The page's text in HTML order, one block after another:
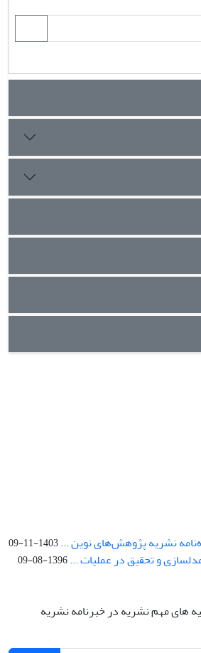
نشریه پژوهش‌های نوین ...1403-11-09
و تحقیق در عملیات ...1396-08-09
های مهم نشریه در خبرنامه نشریه